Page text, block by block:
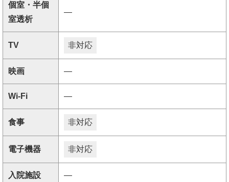
個室・半個
室透析
―
TV 非対応
映画 ―
Wi-Fi ―
食事 非対応
電子機器 非対応
入院施設 ―